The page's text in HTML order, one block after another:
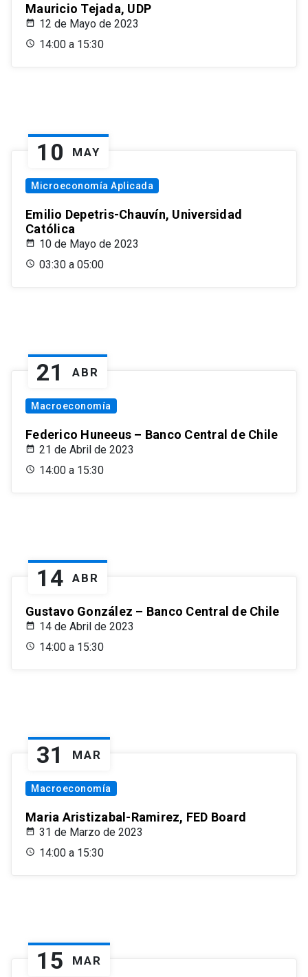
Mauricio Tejada, UDP
12 de Mayo de 2023
14:00 a 15:30
10 MAY
Microeconomía Aplicada
Emilio Depetris-Chauvín, Universidad
Católica
10 de Mayo de 2023
03:30 a 05:00
21 ABR
Macroeconomía
Federico Huneeus – Banco Central de Chile
21 de Abril de 2023
14:00 a 15:30
14 ABR
Gustavo González – Banco Central de Chile
14 de Abril de 2023
14:00 a 15:30
31 MAR
Macroeconomía
Maria Aristizabal-Ramirez, FED Board
31 de Marzo de 2023
14:00 a 15:30
15 MAR